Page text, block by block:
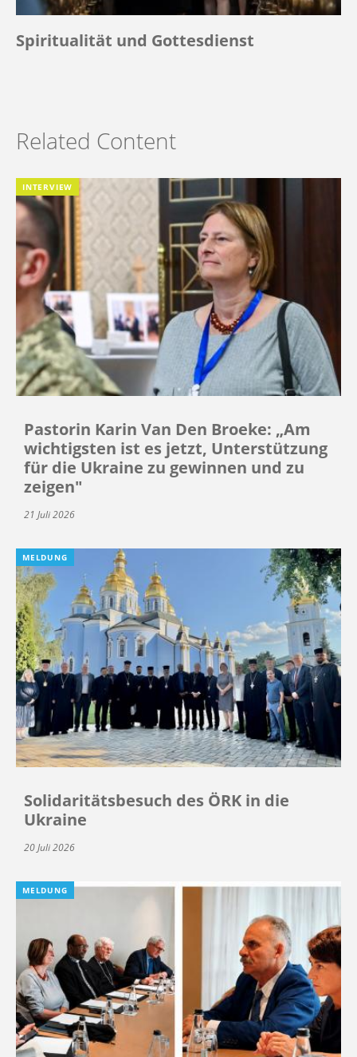
Spiritualität und Gottesdienst
Related Content
INTERVIEW
Pastorin Karin Van Den Broeke: „Am
wichtigsten ist es jetzt, Unterstützung
für die Ukraine zu gewinnen und zu
zeigen"
21 Juli 2026
MELDUNG
Solidaritätsbesuch des ÖRK in die
Ukraine
20 Juli 2026
MELDUNG